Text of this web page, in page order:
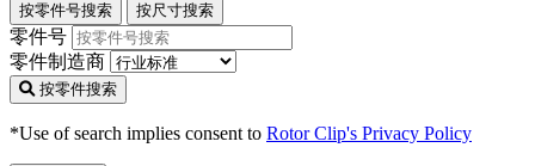
按零件号搜索
按尺寸搜索
零件号
零件制造商
按零件搜索
*Use of search implies consent to Rotor Clip's Privacy Policy